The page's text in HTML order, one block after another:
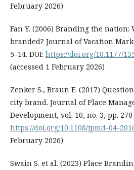
February 2026)
Fan Y. (2006) Branding the nation:
branded? Journal of Vacation
5–14. DOI: https://doi.org/10.1177/
(accessed 1 February 2026)
Zenker S., Braun E. (2017)
city brand. Journal of Place
Development, vol. 10, no. 3, pp.
https://doi.org/10.1108/jpmd-04-
February 2026)
Swain S. et al. (2023) Place